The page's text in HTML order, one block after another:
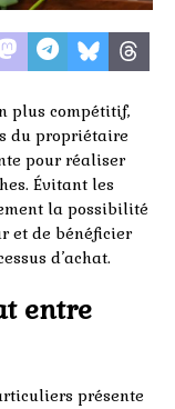
plus compétitif,
du propriétaire
pour réaliser
Évitant les
la possibilité
et de bénéficier
d’achat.
entre
présente